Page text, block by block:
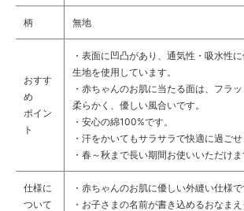
柄 無地
おすす
め
ポイン
ト
・表面に凹凸があり、通気性・吸水性
生地を使用しています。
・赤ちゃんのお肌に当たる面は、フラ
柔らかく、優しい風合いです。
・安心の綿100%です。
・汗をかいてもサラサラで快適に過ごせ
・春～秋まで長い期間お使いいただけま
仕様に
ついて
・赤ちゃんのお肌に優しい外縫い仕様で
・お子さまの名前が書き込めるおなまえ